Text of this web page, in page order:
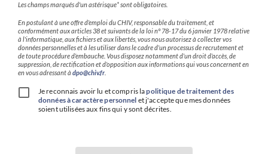
Les champs marqués d'un astérisque* sont obligatoires.
En postulant à une offre d’emploi du CHIV, responsable du traitement, et
conformément aux articles 38 et suivants de la loi n° 78-17 du 6 janvier 1978 relative
à l'informatique, aux fichiers et aux libertés, vous nous autorisez à collecter vos
données personnelles et à les utiliser dans le cadre d’un processus de recrutement et
de toute procédure d’embauche. Vous disposez notamment d’un droit d’accès, de
suppression, de rectification et d’opposition aux informations qui vous concernent en
en vous adressant à dpo@chiv.fr
Je reconnais avoir lu et compris lapolitique de traitement des
données à caractère personnel et j'accepte que mes données
soient utilisées aux fins qui y sont décrites.